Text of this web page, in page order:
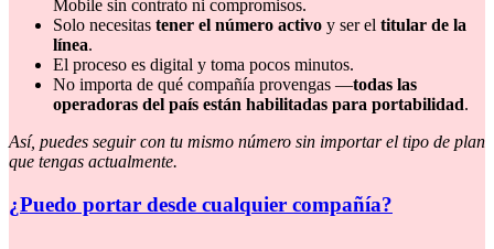
Mobile sin contrato ni compromisos.
Solo necesitas tener el número activo y ser el titular de la
línea.
El proceso es digital y toma pocos minutos.
No importa de qué compañía provengas —todas las
operadoras del país están habilitadas para portabilidad.
Así, puedes seguir con tu mismo número sin importar el tipo de plan
que tengas actualmente.
¿Puedo portar desde cualquier compañía?